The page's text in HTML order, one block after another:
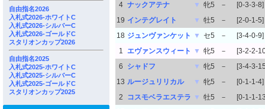
自由指名2026
入札式2026-ホワイトC
入札式2026-シルバーC
入札式2026-ゴールドC
スタリオンカップ2026
自由指名2025
入札式2025-ホワイトC
入札式2025-シルバーC
入札式2025-ゴールドC
スタリオンカップ2025
4 ナックアテナ ▼ 牝5 －
[0-3-3-8]
19 インテグレイト ▼ 牡5 －
[2-0-1-5]
18 ジュンヴァンケット ▼ セ5 －
[3-4-0-9]
1
エヴァンスウィート ▼ 牝5 －
[3-2-2-
6
シャドフ ▼ 牝5 －
[3-4-3-
13 ルージュリリカル ▼ 牝5 －
[0-1-1-4]
2
コスモベラエステラ ▼ 牡5 －
[0-1-1-